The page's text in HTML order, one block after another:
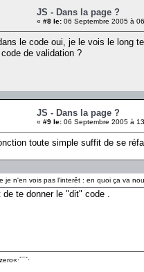
JS - Dans la page ?
« #8 le: 06 Septembre 2005 à
le code oui, je le vois le long
de validation ?
JS - Dans la page ?
« #9 le: 06 Septembre 2005 à
toute simple suffit de se
je n'en vois pas l'interêt : en quoi ça va
de te donner le "dit" code .